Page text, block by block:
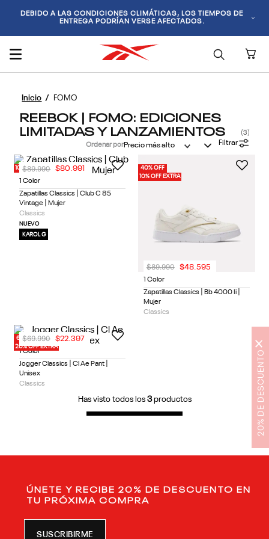
20% DE DESCUENTO
×
DEBIDO A LAS CONDICIONES CLIMÁTICAS, LOS TIEMPOS DE
ENTREGA PODRÍAN VERSE AFECTADOS.
FOMO
REEBOK | FOMO: EDICIONES
LIMITADAS Y LANZAMIENTOS 3
Ordenar porPrecio más alto Filtrar
10% OFF EXTRA
1 Color
Zapatillas Classics | Club C 85
Vintage | Mujer
Classics
NUEVO
KAROL G
$89.990 $80.991
40% OFF
10% OFF EXTRA
1 Color
Zapatillas Classics | Bb 4000 Ii |
Mujer
Classics
$89.990 $48. 595
60% OFF
20% OFF EXTRA
1 Color
Jogger Classics | Cl Ae Pant |
Unisex
Classics
$69.990 $22 .397
Has visto todos los 3productos
ÚNETE Y RECIBE 20% DE DESCUENTO EN
TU PRÓXIMA COMPRA
SUSCRIBIRME